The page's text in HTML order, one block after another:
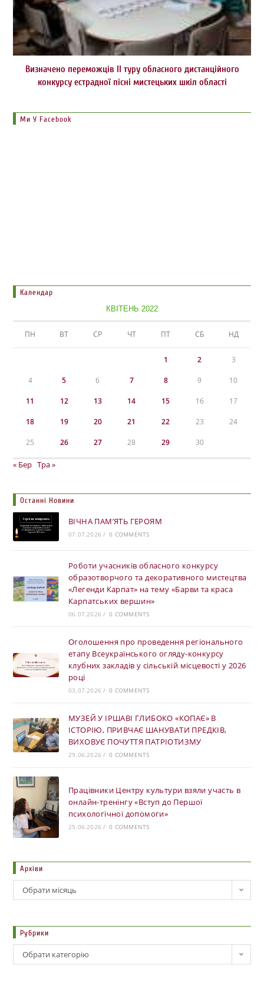
Визначено переможців ІІ туру обласного дистанційного
конкурсу естрадної пісні мистецьких шкіл області
Ми У Facebook
Календар
КВІТЕНЬ 2022
ПН ВТ СР ЧТ ПТ СБ НД
1 2 3
4 5 6 7 8 9 10
11 12 13 14 15 16 17
18 19 20 21 22 23 24
25 26 27 28 29 30
« Бер Тра »
Останні Новини
ВІЧНА ПАМ’ЯТЬ ГЕРОЯМ
07.07.2026 / 0 COMMENTS
Роботи учасників обласного конкурсу
образотворчого та декоративного мистецтва
«Легенди Карпат» на тему «Барви та краса
Карпатських вершин»
06.07.2026 / 0 COMMENTS
Оголошення про проведення регіонального
етапу Всеукраїнського огляду-конкурсу
клубних закладів у сільській місцевості у 2026
році
03.07.2026 / 0 COMMENTS
МУЗЕЙ У ІРШАВІ ГЛИБОКО «КОПАЄ» В
ІСТОРІЮ, ПРИВЧАЄ ШАНУВАТИ ПРЕДКІВ,
ВИХОВУЄ ПОЧУТТЯ ПАТРІОТИЗМУ
29.06.2026 / 0 COMMENTS
Працівники Центру культури взяли участь в
онлайн-тренінгу «Вступ до Першої
психологічної допомоги»
25.06.2026 / 0 COMMENTS
Архіви
Обрати місяць
Рубрики
Обрати категорію